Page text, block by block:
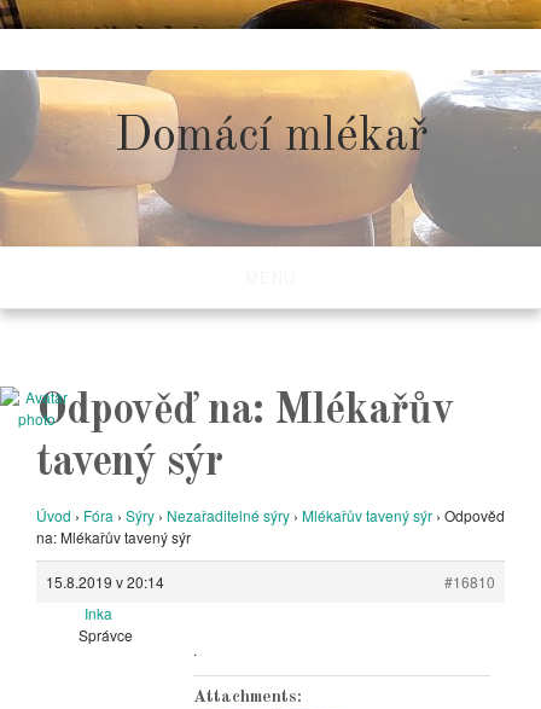
to
content
Domácí mlékař
Odpověď na: Mlékařův
tavený sýr
Úvod › Fóra › Sýry › Nezařaditelné sýry › Mlékařův tavený sýr › Odpověď
na: Mlékařův tavený sýr
15.8.2019 v 20:14
#16810
Inka
Správce
.
Attachments: